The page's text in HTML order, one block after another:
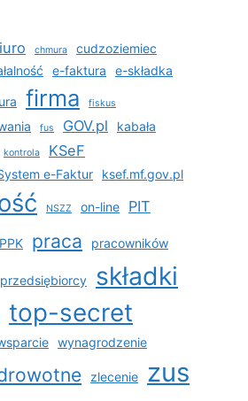
chmura
cudzoziemiec
e-faktura e-składka
firma fiskus
fus GOV.pl
kabała
kontrola KSeF
e-Faktur ksef.mf.gov.pl
NSZZ on-line PIT
PPK praca pracowników
przedsiębiorcy składki
top-secret
wynagrodzenie
zlecenie zus